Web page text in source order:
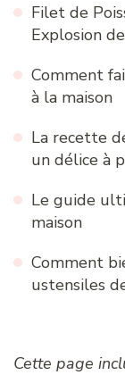
Filet de
Explosion
Comment
à la maison
La recette
un délice à
Le guide
maison
Comment
ustensiles
Cette page